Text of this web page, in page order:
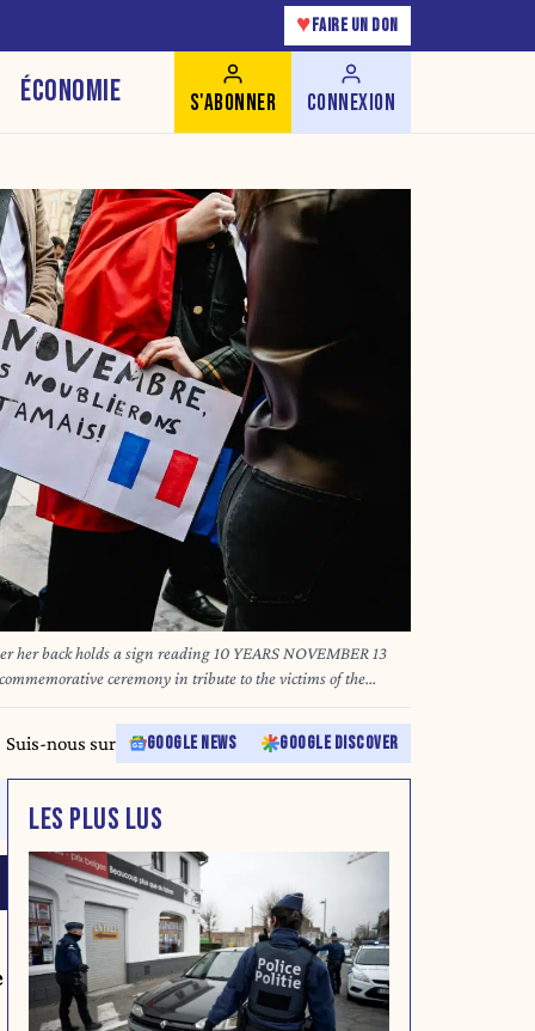
♥ FAIRE UN DON
ÉCONOMIE S'ABONNER CONNEXION
her back holds a sign reading 10 YEARS NOVEMBER 13
ceremony in tribute to the victims of the
on November 13 2025. Une femme avec un drapeau
ANS,13 NOVEMBRE NOUS N OUBLIERONS JAMAIS lors
aux victimes des attentats terroristes du Bataclan a
Suis-nous sur GOOGLE NEWS GOOGLE DISCOVER
LES PLUS LUS